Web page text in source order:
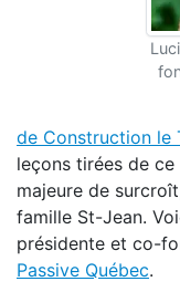
de Construction le
leçons tirées de
majeure de
famille St-Jean.
présidente et co-
Passive Québec.